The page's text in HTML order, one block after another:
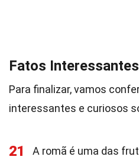
Fatos Interessantes
Para finalizar, vamos
interessantes e curiosos
21
A romã é uma das